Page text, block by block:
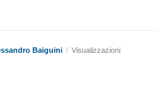
Baiguini / Visualizzazioni